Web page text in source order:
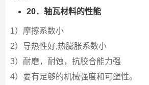
20．轴瓦材料的性能
1）摩擦系数小
2）导热性好,热膨胀系数小
3）耐磨，耐蚀，抗胶合能力强
4）要有足够的机械强度和可塑性。